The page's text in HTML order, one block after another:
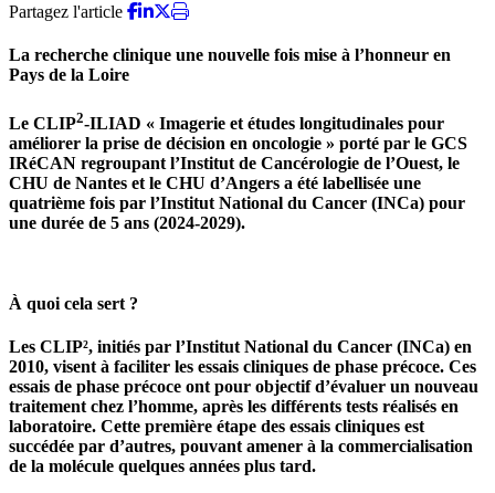
Partagez l'article
La recherche clinique une nouvelle fois mise à l’honneur en
Pays de la Loire
Le CLIP2-ILIAD « Imagerie et études longitudinales pour
améliorer la prise de décision en oncologie » porté par le GCS
IRéCAN regroupant l’Institut de Cancérologie de l’Ouest, le
CHU de Nantes et le CHU d’Angers a été labellisée une
quatrième fois par l’Institut National du Cancer (INCa) pour
une durée de 5 ans (2024-2029).
À quoi cela sert ?
Les CLIP², initiés par l’Institut National du Cancer (INCa) en
2010, visent à faciliter les essais cliniques de phase précoce. Ces
essais de phase précoce ont pour objectif d’évaluer un nouveau
traitement chez l’homme, après les différents tests réalisés en
laboratoire. Cette première étape des essais cliniques est
succédée par d’autres, pouvant amener à la commercialisation
de la molécule quelques années plus tard.